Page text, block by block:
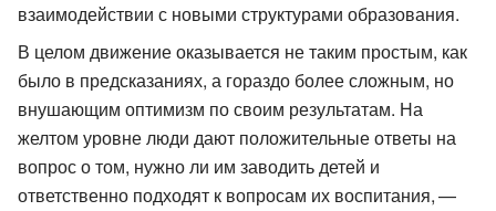
взаимодействии с новыми структурами образования.
В целом движение оказывается не таким простым, как
было в предсказаниях, а гораздо более сложным, но
внушающим оптимизм по своим результатам. На
желтом уровне люди дают положительные ответы на
вопрос о том, нужно ли им заводить детей и
ответственно подходят к вопросам их воспитания, —